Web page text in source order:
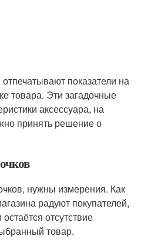
показатели на
товара. Эти загадочные
аксессуара, на
принять решение о
нужны измерения. Как
радуют покупателей,
отсутствие
товар.